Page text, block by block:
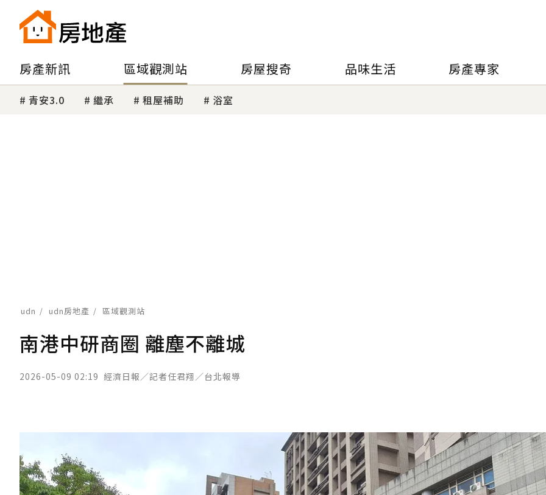
房產新訊 區域觀測站 房屋搜奇 品味生活 房產專家
青安3.0 繼承 租屋補助 浴室
udn udn房地產 區域觀測站
南港中研商圈 離塵不離城
2026-05-09 02:19 經濟日報／記者任君翔／台北報導